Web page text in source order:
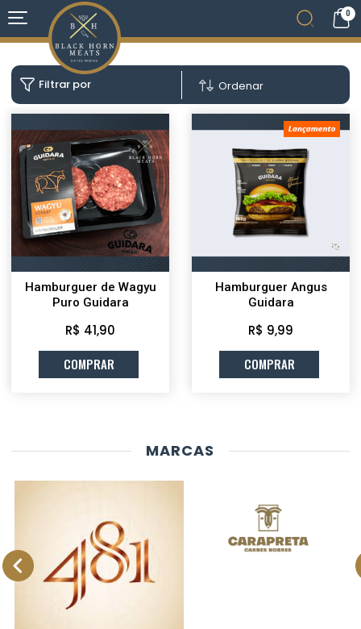
0
Filtrar por Ordenar
Hamburguer de Wagyu
Puro Guidara
R$ 41,90
COMPRAR
Hamburguer Angus
Guidara
R$ 9,99
COMPRAR
MARCAS